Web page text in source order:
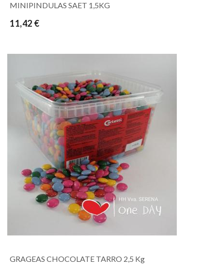
MINIPINDULAS SAET 1,5KG
11,42 €
GRAGEAS CHOCOLATE TARRO 2,5 Kg